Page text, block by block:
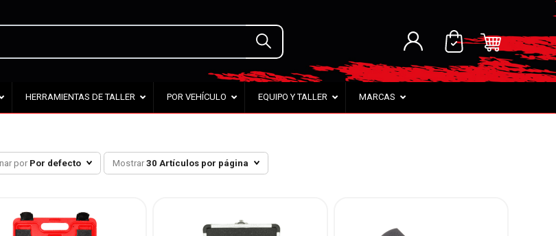
HERRAMIENTAS DE TALLER POR VEHÍCULO EQUIPO Y TALLER MARCAS
porPor defecto Mostrar30 Artículos por página